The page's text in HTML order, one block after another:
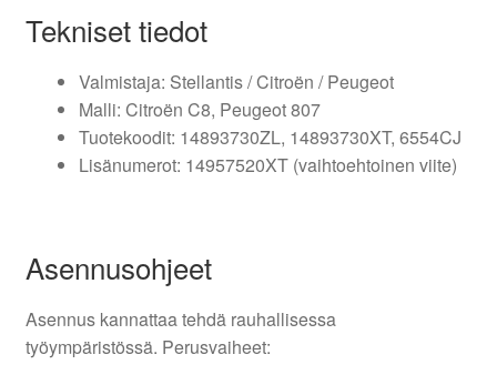
Tekniset tiedot
Valmistaja: Stellantis / Citroën / Peugeot
Malli: Citroën C8, Peugeot 807
Tuotekoodit: 14893730ZL, 14893730XT, 6554CJ
Lisänumerot: 14957520XT (vaihtoehtoinen viite)
Asennusohjeet
Asennus kannattaa tehdä rauhallisessa
työympäristössä. Perusvaiheet: